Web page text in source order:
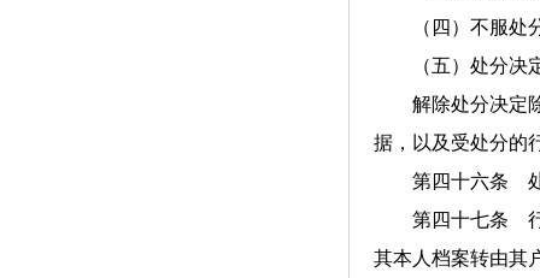
（四）不服处分
（五）处分决定
解除处分决定除
据，以及受处分的
第四十六条 处
第四十七条 行政
其本人档案转由其